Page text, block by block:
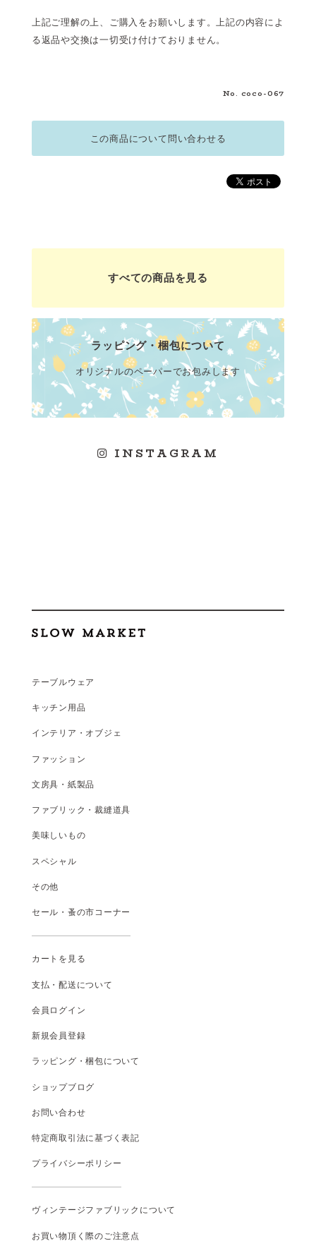
上記ご理解の上、ご購入をお願いします。上記の内容によ
る返品や交換は一切受け付けておりません。
No. coco-067
この商品について問い合わせる
すべての商品を見る
ラッピング・梱包について
オリジナルのペーパーでお包みします
INSTAGRAM
テーブルウェア
キッチン用品
インテリア・オブジェ
ファッション
文房具・紙製品
ファブリック・裁縫道具
美味しいもの
スペシャル
その他
セール・蚤の市コーナー
カートを見る
支払 ・配送について
会員ログイン
新規会員登録
ラッピング・梱包について
ショップブログ
お問い合わせ
特定商取引法に基づく表記
プライバシーポリシー
ヴィンテージファブリックについて
お買い物頂く際のご注意点